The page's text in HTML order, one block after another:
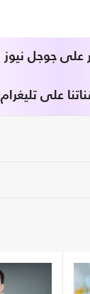
على جوجل نيوز
على تليغرام